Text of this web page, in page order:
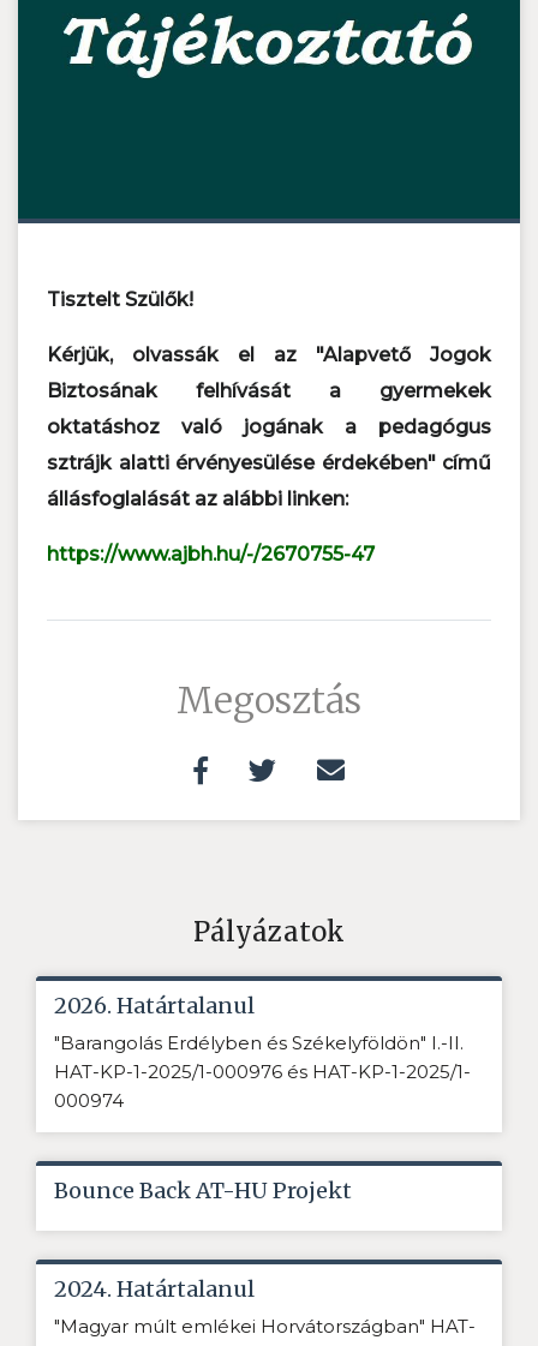
Tisztelt Szülők!
Kérjük, olvassák el az "Alapvető Jogok
Biztosának felhívását a gyermekek
oktatáshoz való jogának a pedagógus
sztrájk alatti érvényesülése érdekében" című
állásfoglalását az alábbi linken:
https://www.ajbh.hu/-/2670755-47
Megosztás
Pályázatok
2026. Határtalanul
"Barangolás Erdélyben és Székelyföldön" I.-II.
HAT-KP-1-2025/1-000976 és HAT-KP-1-2025/1-
000974
Bounce Back AT-HU Projekt
2024. Határtalanul
"Magyar múlt emlékei Horvátországban" HAT-